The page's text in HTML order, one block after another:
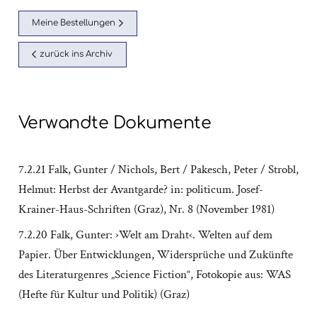
Meine Bestellungen
zurück ins Archiv
Verwandte Dokumente
7.2.21 Falk, Gunter / Nichols, Bert / Pakesch, Peter / Strobl,
Helmut: Herbst der Avantgarde? in: politicum. Josef-
Krainer-Haus-Schriften (Graz), Nr. 8 (November 1981)
7.2.20 Falk, Gunter: ›Welt am Draht‹. Welten auf dem
Papier. Über Entwicklungen, Widersprüche und Zukünfte
des Literaturgenres „Science Fiction“, Fotokopie aus: WAS
(Hefte für Kultur und Politik) (Graz)